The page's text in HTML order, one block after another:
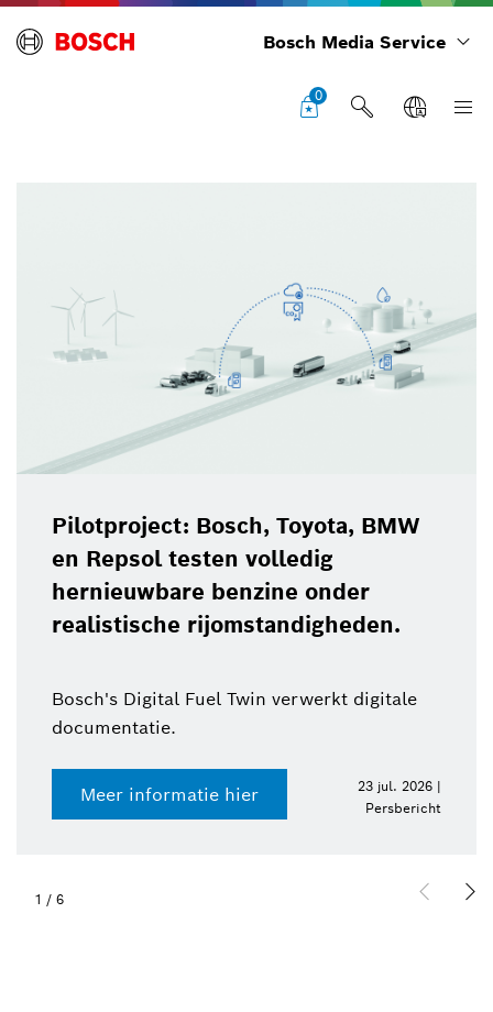
Bosch Media Service
0
Pilotproject: Bosch, Toyota, BMW
en Repsol testen volledig
hernieuwbare benzine onder
realistische rijomstandigheden.
Bosch's Digital Fuel Twin verwerkt digitale
documentatie.
Meer informatie hier
23 jul. 2026 |
Persbericht
1 / 6